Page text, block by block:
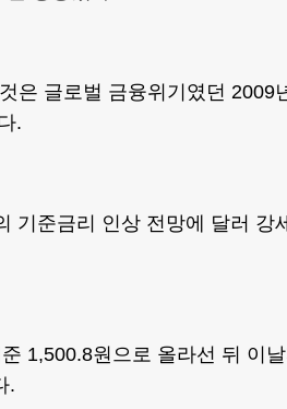
은 글로벌 금융위기였던 2009
.
기준금리 인상 전망에 달러 강
1,500.8원으로 올라선 뒤 이날
.